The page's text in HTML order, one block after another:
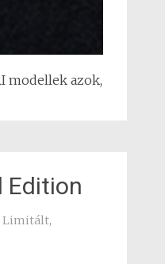
modellek azok,
Edition
Limitált,